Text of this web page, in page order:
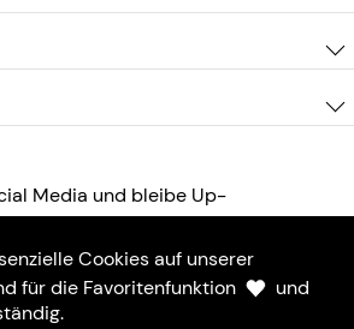
Media und bleibe Up-
Cookies auf unserer
für die Favoritenfunktion
und